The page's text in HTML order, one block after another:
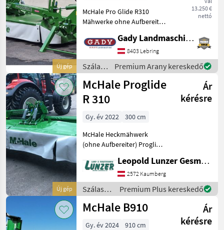
Új gép
13.250 €
nettó
McHale Pro Glide R310
Mähwerke ohne Aufbereiter
McHale-Sortiment an
Grünlandgeräten auf 6
Kontinenten unter einigen
der schwierigsten
Gady Landmaschinen GmbH
8403 Lebring
Szálastakarmány
betakarítók
/
McHale
Premium Arany kereskedő
Új gép
McHale Proglide
R 310
Ár
kérésre
Gy. év 2022
300 cm
McHale Heckmähwerk
(ohne Aufbereiter) Proglide
Mähscheiben,
Messerschneelwechsel
Transporthöhe 3, 7m, 110°
Aufklappung bei Transport,
Leopold Lunzer GesmbH
2572 Kaumberg
Szálastakarmány
betakarítók
/ McHale
Premium Plus kereskedő
McHale B910
Ár
kérésre
Gy. év 2024 910 cm